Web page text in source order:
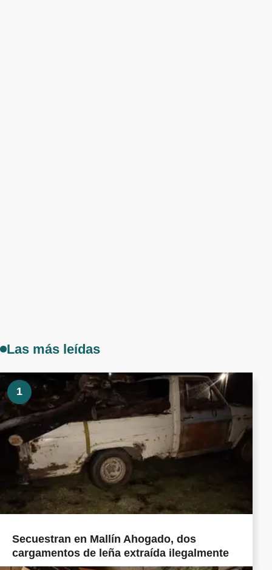
Las más leídas
1
Secuestran en Mallín Ahogado, dos
cargamentos de leña extraída ilegalmente